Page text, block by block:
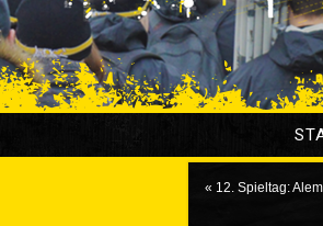
« 12. Spieltag: